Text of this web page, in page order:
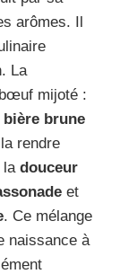
arômes. Il
La
mijoté :
bière brune
rendre
la douceur
et
. Ce mélange
naissance à